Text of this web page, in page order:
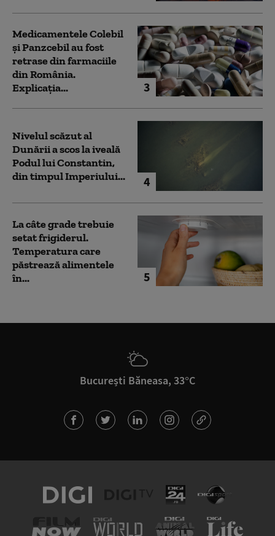
3
Medicamentele Colebil
și Panzcebil au fost
retrase din farmaciile
din România.
Explicația...
4
Nivelul scăzut al
Dunării a scos la iveală
Podul lui Constantin,
din timpul Imperiului...
5
La câte grade trebuie
setat frigiderul.
Temperatura care
păstrează alimentele
în...
București Băneasa, 33°C